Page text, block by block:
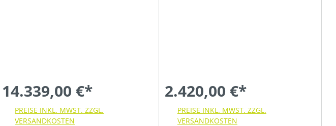
14.339,00 €*
PREISE INKL. MWST. ZZGL.
VERSANDKOSTEN
2.420,00 €*
PREISE INKL. MWST. ZZGL.
VERSANDKOSTEN